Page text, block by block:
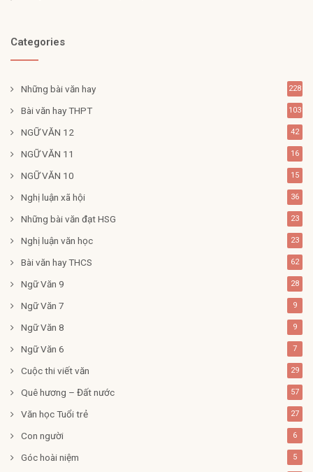
Categories
Những bài văn hay 228
Bài văn hay THPT 103
NGỮ VĂN 12 42
NGỮ VĂN 11 16
NGỮ VĂN 10 15
Nghị luận xã hội 36
Những bài văn đạt HSG 23
Nghị luận văn học 23
Bài văn hay THCS 62
Ngữ Văn 9 28
Ngữ Văn 7 9
Ngữ Văn 8 9
Ngữ Văn 6 7
Cuộc thi viết văn 29
Quê hương – Đất nước 57
Văn học Tuổi trẻ 27
Con người 6
Góc hoài niệm 5